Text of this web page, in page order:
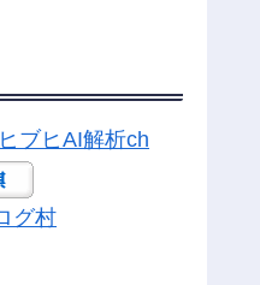
ブヒAI解析ch
グ村